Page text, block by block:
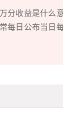
分收益是什么
每日公布当日